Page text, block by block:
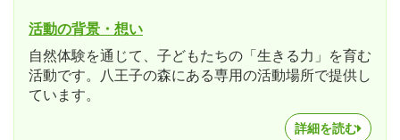
活動の背景・想い
自然体験を通じて、子どもたちの「生きる力」を育む
活動です。八王子の森にある専用の活動場所で提供し
ています。
詳細を読む